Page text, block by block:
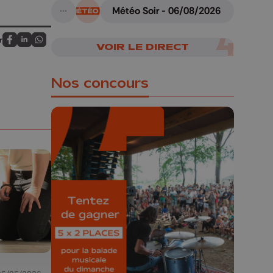
Partagez sur FaceBook
Partagez sur LinkedIn
Partagez sur Whatsapp
A suivre
Météo Soir - 06/08/2026
VOIR LE DIRECT
Nos concours
🎁 Gagnez 5x2
places pour le
Bucolique Ferrières
Festival 🌿🎶
Concours valable jusqu'au 9 août,
23h59.